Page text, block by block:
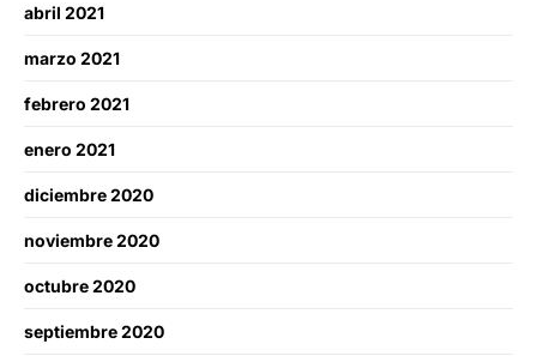
abril 2021
marzo 2021
febrero 2021
enero 2021
diciembre 2020
noviembre 2020
octubre 2020
septiembre 2020